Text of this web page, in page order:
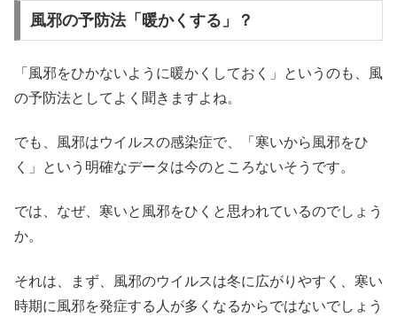
風邪の予防法「暖かくする」？
「風邪をひかないように暖かくしておく」というのも、風
の予防法としてよく聞きますよね。
でも、風邪はウイルスの感染症で、「寒いから風邪をひ
く」という明確なデータは今のところないそうです。
では、なぜ、寒いと風邪をひくと思われているのでしょう
か。
それは、まず、風邪のウイルスは冬に広がりやすく、寒い
時期に風邪を発症する人が多くなるからではないでしょう